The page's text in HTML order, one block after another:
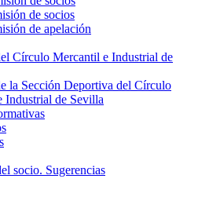
de socios
de apelación
Círculo Mercantil e Industrial de
la Sección Deportiva del Círculo
Industrial de Sevilla
socio. Sugerencias